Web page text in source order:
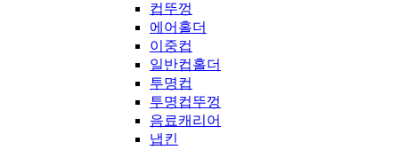
컵뚜껑
에어홀더
이중컵
일반컵홀더
투명컵
투명컵뚜껑
음료캐리어
냅킨